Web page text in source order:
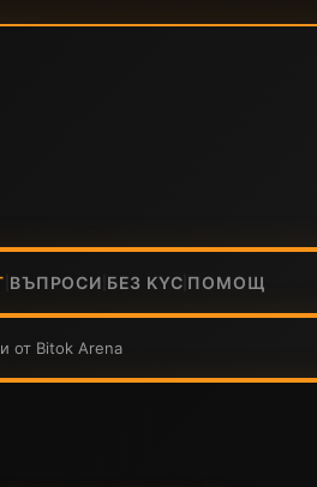
ВЪПРОСИ БЕЗ KYC ПОМОЩ
от Bitok Arena